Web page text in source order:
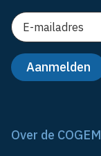
Over de COGEM